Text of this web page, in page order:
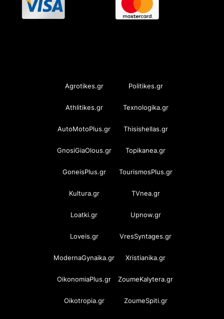
Agrotikes.gr Politikes.gr
Athlitikes.gr Texnologika.gr
AutoMotoPlus.gr Thisishellas.gr
GnosiGiaOlous.gr Topikanea.gr
GoneisPlus.gr TourismosPlus.gr
Kultura.gr TVnea.gr
Loatki.gr Upnow.gr
Loveis.gr VresSyntages.gr
ModernaGynaika.gr Xristianika.gr
OikonomiaPlus.gr ZoumeKalytera.gr
Oikotropia.gr ZoumeSpiti.gr